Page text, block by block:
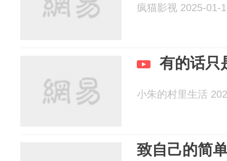
疯猫影视 2025-01-
有的话只
小朱的村里生活
致自己的简